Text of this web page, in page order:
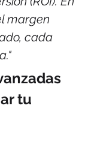
margen
cada
tu